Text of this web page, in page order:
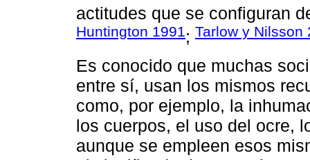
actitudes que se configuran
Huntington 1991; Tarlow y Nilsson
Es conocido que muchas
entre sí, usan los mismos
como, por ejemplo, la
los cuerpos, el uso del ocre,
aunque se empleen esos